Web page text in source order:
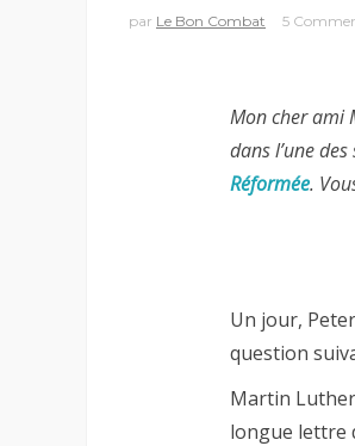
par Le Bon Combat 5
Mon cher ami
dans l’une des
Réformée.
Un jour,
question
Martin
longue lettre